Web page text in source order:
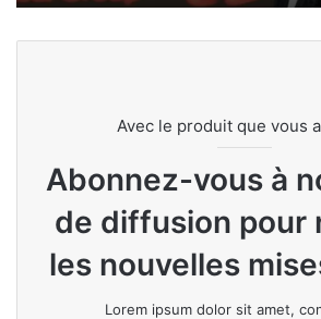
Avec le produit que vous
Abonnez-vous à
de diffusion pour
les nouvelles
Lorem ipsum dolor sit amet,